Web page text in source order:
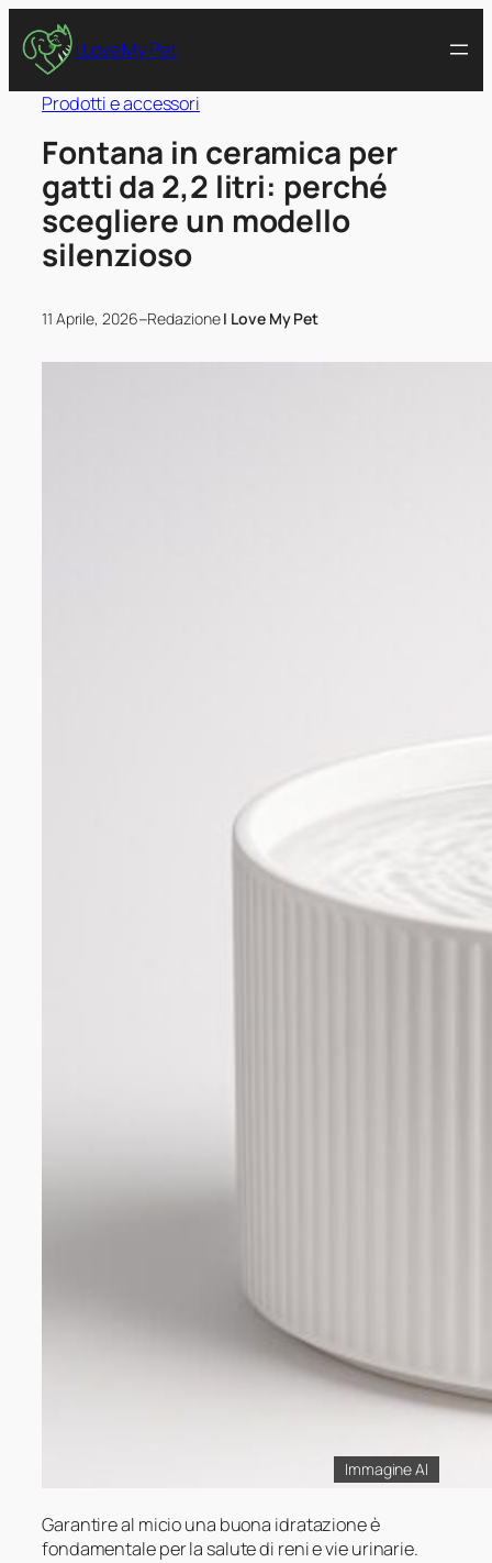
I Love My Pet
Prodotti e accessori
Fontana in ceramica per
gatti da 2,2 litri: perché
scegliere un modello
silenzioso
11 Aprile, 2026–RedazioneI Love My Pet
Immagine AI
Garantire al micio una buona idratazione è
fondamentale per la salute di reni e vie urinarie.